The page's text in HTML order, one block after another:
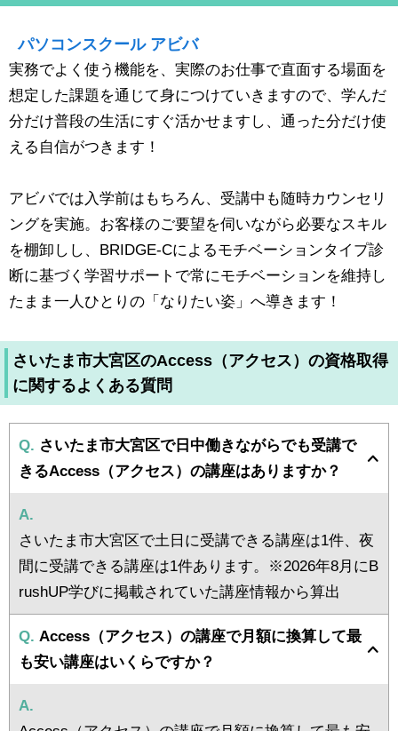
パソコンスクール アビバ
実務でよく使う機能を、実際のお仕事で直面する場面を
想定した課題を通じて身につけていきますので、学んだ
分だけ普段の生活にすぐ活かせますし、通った分だけ使
える自信がつきます！
アビバでは入学前はもちろん、受講中も随時カウンセリ
ングを実施。お客様のご要望を伺いながら必要なスキル
を棚卸しし、BRIDGE-Cによるモチベーションタイプ診
断に基づく学習サポートで常にモチベーションを維持し
たまま一人ひとりの「なりたい姿」へ導きます！
さいたま市大宮区のAccess（アクセス）の資格取得
に関するよくある質問
Q. さいたま市大宮区で日中働きながらでも受講で
きるAccess（アクセス）の講座はありますか？
A.
さいたま市大宮区で土日に受講できる講座は1件、夜
間に受講できる講座は1件あります。※2026年8月にB
rushUP学びに掲載されていた講座情報から算出
Q. Access（アクセス）の講座で月額に換算して最
も安い講座はいくらですか？
A.